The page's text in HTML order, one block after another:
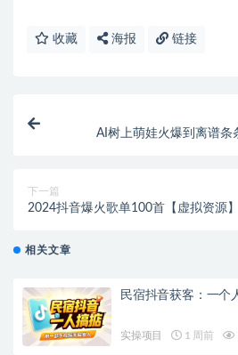
收藏 海报 链接
AI树上萌娃火爆到离谱条
下一篇
2024抖音爆火歌单100首【虚拟资源】
相关文章
民宿抖音获客：一个
实操项目 1 周前